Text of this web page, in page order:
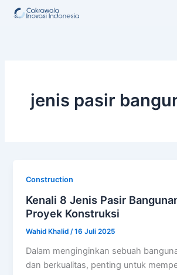
Lewati
jenis pasir
Construction
Kenali 8 Jenis Pasir
Proyek Konstruksi
Wahid Khalid/16 Juli 2025
Dalam menginginkan sebuah
dan berkualitas, penting untuk